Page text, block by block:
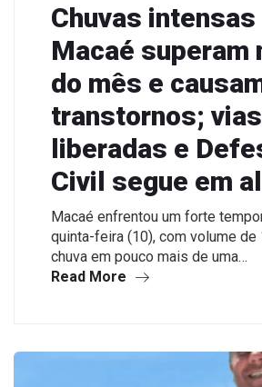
Chuvas intensas
Macaé superam
do mês e
transtornos;
liberadas e
Civil segue em
Macaé enfrentou um forte
quinta-feira (10), com volume de
chuva em pouco mais de uma…
Read More